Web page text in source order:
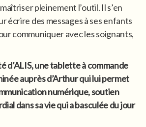
pleinement l’outil. Il s’en
écrire des messages à ses enfants
communiquer avec les soignants,
d’ALIS, une tablette à commande
auprès d’Arthur qui lui permet
numérique, soutien
dans sa vie qui a basculée du jour